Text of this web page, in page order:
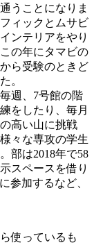
うことになりま
ィックとムサビ
ンテリアをやり
の年にタマビの
ら受験のときど
。
週、7号館の階
をしたり、毎月
高い山に挑戦
々な専攻の学生
部は2018年で58
スペースを借り
参加するなど、
使っているも